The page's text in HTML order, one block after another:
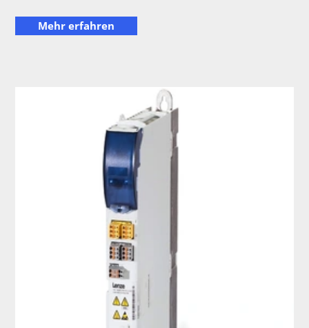
Mehr erfahren